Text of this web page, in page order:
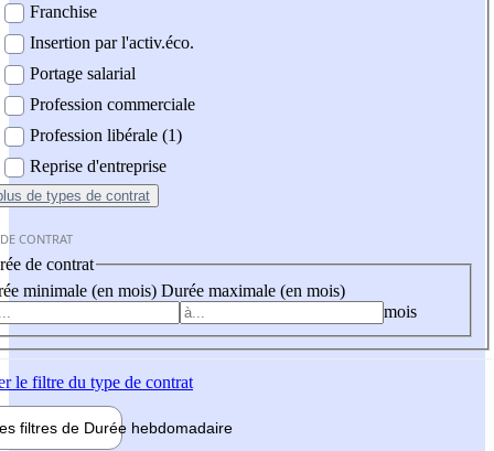
Franchise
Insertion par l'activ.éco.
Portage salarial
Profession commerciale
Profession libérale (1)
Reprise d'entreprise
de types de contrat
CONTRAT
de contrat
minimale (en mois) Durée maximale (en mois)
mois
le filtre du type de contrat
filtres de Durée hebdomadaire